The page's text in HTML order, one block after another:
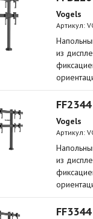
Vogels
Артикул:
из
Vogels
Артикул:
из